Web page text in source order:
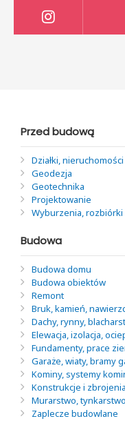
Przed budową
Działki, nieruchomości
Geodezja
Geotechnika
Projektowanie
Wyburzenia, rozbiórki
Budowa
Budowa domu
Budowa obiektów
Remont
Bruk, kamień,
Dachy, rynny,
Elewacja, izolacja,
Fundamenty, prace
Garaże, wiaty, bramy
Kominy, systemy
Konstrukcje i zbrojenia
Murarstwo, tynkarstwo
Zaplecze budowlane